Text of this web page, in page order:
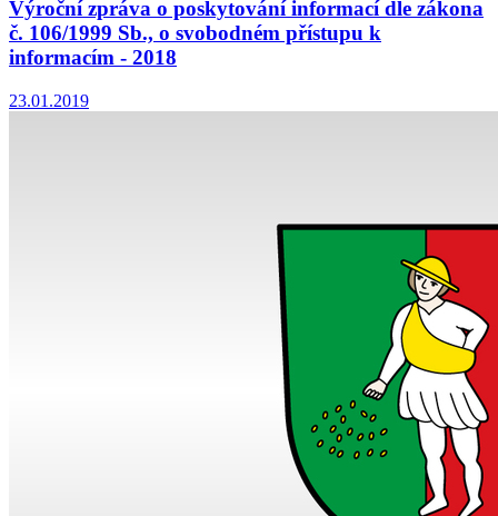
Výroční zpráva o poskytování informací dle zákona
č. 106/1999 Sb., o svobodném přístupu k
informacím - 2018
23.01.2019